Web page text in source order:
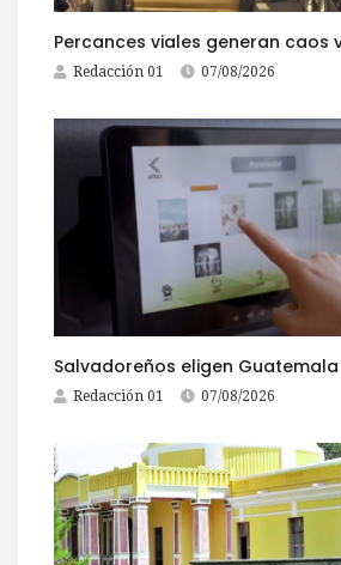
Redacción 01 07/08/2026
Redacción 01 07/08/2026